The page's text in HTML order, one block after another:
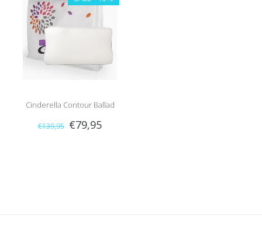
Cinderella Contour Ballad
(Medium)
€139,95 €79,95